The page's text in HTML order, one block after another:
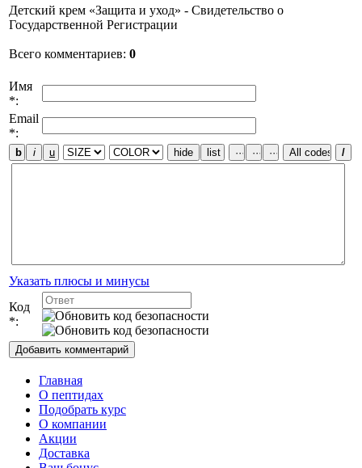
Детский крем «Защита и уход» - Свидетельство о
Государственной Регистрации
Всего комментариев: 0
Имя
*:
Email
*:
Указать плюсы и минусы
Код
*:
Главная
О пептидах
Подобрать курс
О компании
Акции
Доставка